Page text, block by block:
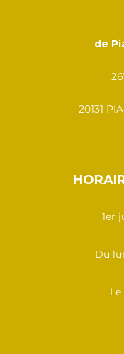
de
20131
1er
Du